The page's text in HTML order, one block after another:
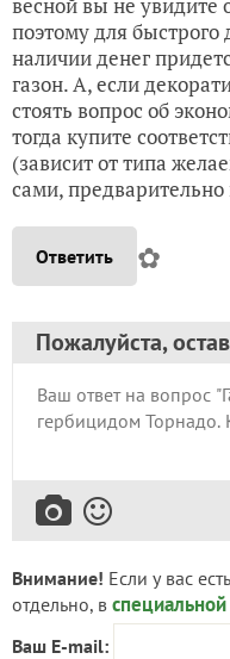
поэтому для
наличии денег
газон. А, если
стоять вопрос об
тогда купите
(зависит от типа
сами, предварительно
Ответить ✿
Пожалуйста,
Внимание! Если у вас
отдельно, в
Ваш E-mail: